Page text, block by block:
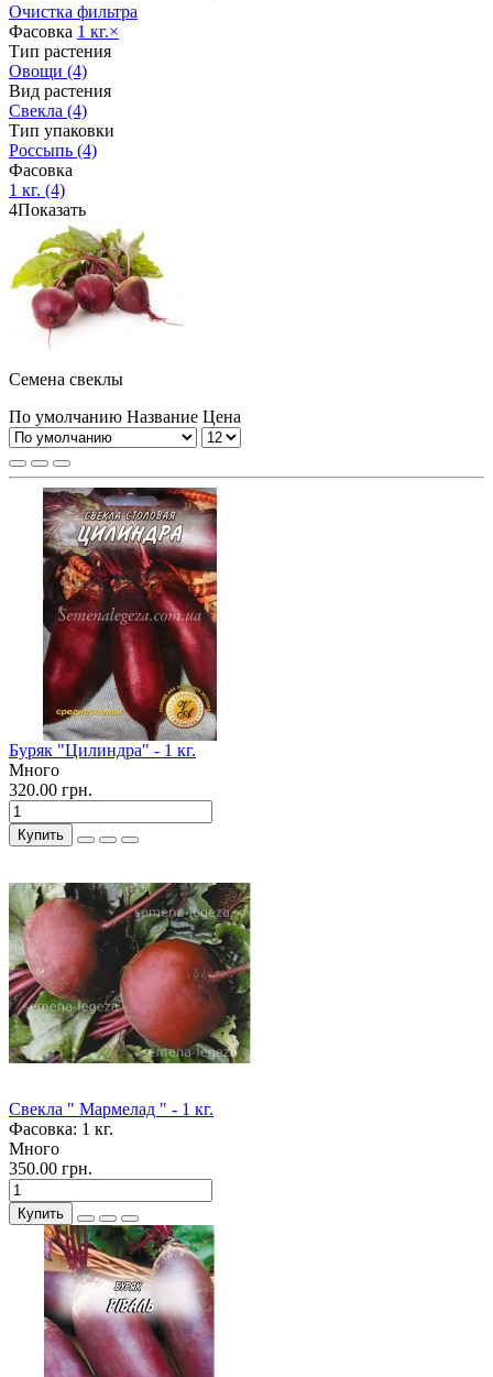
Очистка фильтра
Фасовка 1 кг.×
Тип растения
Овощи (4)
Вид растения
Свекла (4)
Тип упаковки
Россыпь (4)
Фасовка
1 кг. (4)
4Показать
Семена свеклы
По умолчанию Название Цена
Буряк "Цилиндра" - 1 кг.
Много
320.00 грн.
Купить
Свекла " Мармелад " - 1 кг.
Фасовка: 1 кг.
Много
350.00 грн.
Купить